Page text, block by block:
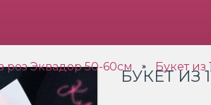
роз Эквадор 50-60см » Букет из
БУКЕТ ИЗ